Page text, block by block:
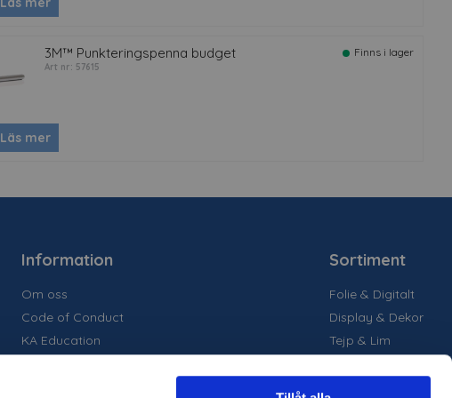
3M™ Punkteringspenna budget
Art nr: 57615
Finns i lager
Läs mer
Information
Om oss
Code of Conduct
KA Education
Sortiment
Folie & Digitalt
Display & Dekor
Tejp & Lim